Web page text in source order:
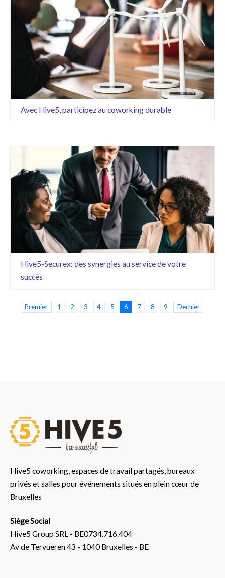
Avec Hive5, participez au coworking durable
Hive5-Securex: des synergies au service de votre
succès
Premier 1 2 3 4 5 6 7 8 9 Dernier
Hive5 coworking, espaces de travail partagés, bureaux
privés et salles pour événements situés en plein cœur de
Bruxelles
Siège Social
Hive5 Group SRL - BE0734.716.404
Av de Tervueren 43 - 1040 Bruxelles - BE